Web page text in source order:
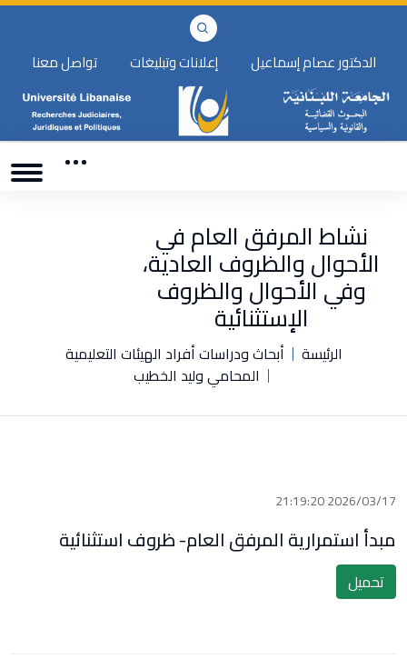
الدكتور عصام إسماعيل إعلانات وتبليغات تواصل معنا
نشاط المرفق العام في
الأحوال والظروف العادية،
وفي الأحوال والظروف
الإستثنائية
الرئيسة
أبحاث ودراسات أفراد الهيئات التعليمية
المحامي وليد الخطيب
2026/03/17 21:19:20
مبدأ استمرارية المرفق العام- ظروف استثنائية
تحميل